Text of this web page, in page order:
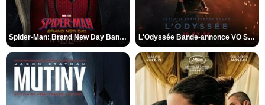
Spider-Man: Brand New Day Bande-annonce VO STFR L'Odyssée Bande-annonce VO STFR